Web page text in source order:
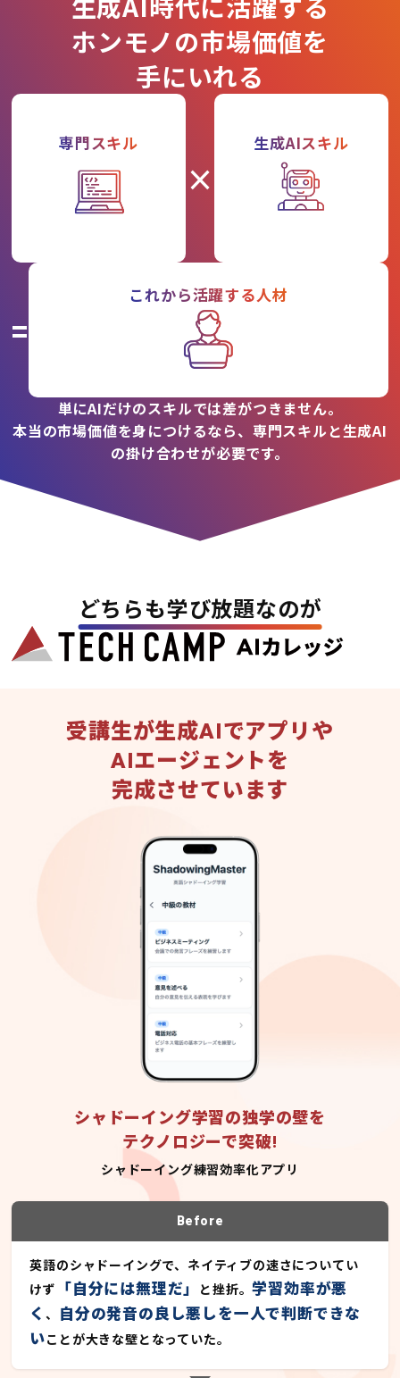
ホンモノの市場価値を
手にいれる
専門スキル
×
生成AIスキル
=
これから活躍する人材
単にAIだけのスキルでは差がつきません。
本当の市場価値を身につけるなら、専門スキルと生成AI
の掛け合わせが必要です。
どちらも学び放題なのが
受講生が生成AIでアプリや
AIエージェントを
完成させています
シャドーイング学習の独学の壁を
テクノロジーで突破!
シャドーイング練習効率化アプリ
Before
英語のシャドーイングで、ネイティブの速さについてい
けず
「自分には無理だ」 と挫折。学習効率が悪
く、
自分の発音の良し悪しを一人で判断できな
いことが大きな壁となっていた。